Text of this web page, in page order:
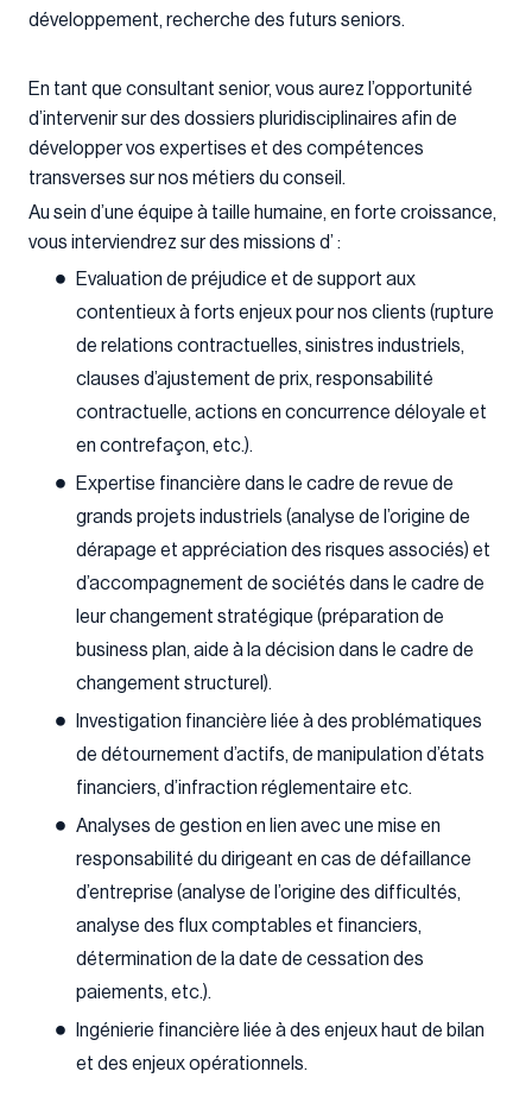
développement, recherche des futurs seniors.
En tant que consultant senior, vous aurez l’opportunité
d’intervenir sur des dossiers pluridisciplinaires afin de
développer vos expertises et des compétences
transverses sur nos métiers du conseil.
Au sein d’une équipe à taille humaine, en forte croissance,
vous interviendrez sur des missions d’ :
Evaluation de préjudice et de support aux
contentieux à forts enjeux pour nos clients (rupture
de relations contractuelles, sinistres industriels,
clauses d’ajustement de prix, responsabilité
contractuelle, actions en concurrence déloyale et
en contrefaçon, etc.).
Expertise financière dans le cadre de revue de
grands projets industriels (analyse de l’origine de
dérapage et appréciation des risques associés) et
d’accompagnement de sociétés dans le cadre de
leur changement stratégique (préparation de
business plan, aide à la décision dans le cadre de
changement structurel).
Investigation financière liée à des problématiques
de détournement d’actifs, de manipulation d’états
financiers, d’infraction réglementaire etc.
Analyses de gestion en lien avec une mise en
responsabilité du dirigeant en cas de défaillance
d’entreprise (analyse de l’origine des difficultés,
analyse des flux comptables et financiers,
détermination de la date de cessation des
paiements, etc.).
Ingénierie financière liée à des enjeux haut de bilan
et des enjeux opérationnels.